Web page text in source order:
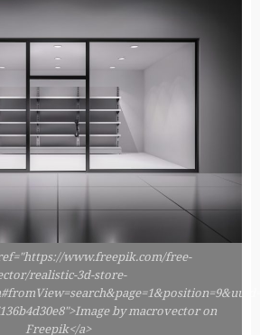
www.freepik.com/free-
realistic-3d-store-
by macrovector on
Freepik</a>